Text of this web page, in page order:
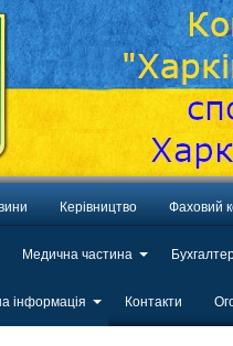
Керівництво Фаховий
Медична частина
інформація Контакти